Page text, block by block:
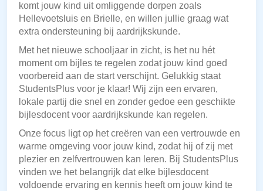
komt jouw kind uit omliggende dorpen zoals
Hellevoetsluis en Brielle, en willen jullie graag wat
extra ondersteuning bij aardrijkskunde.
Met het nieuwe schooljaar in zicht, is het nu hét
moment om bijles te regelen zodat jouw kind goed
voorbereid aan de start verschijnt. Gelukkig staat
StudentsPlus voor je klaar! Wij zijn een ervaren,
lokale partij die snel en zonder gedoe een geschikte
bijlesdocent voor aardrijkskunde kan regelen.
Onze focus ligt op het creëren van een vertrouwde en
warme omgeving voor jouw kind, zodat hij of zij met
plezier en zelfvertrouwen kan leren. Bij StudentsPlus
vinden we het belangrijk dat elke bijlesdocent
voldoende ervaring en kennis heeft om jouw kind te